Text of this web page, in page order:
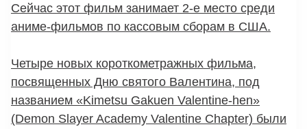
Сейчас этот фильм занимает 2-е место среди
аниме-фильмов по кассовым сборам в США.
Четыре новых короткометражных фильма,
посвященных Дню святого Валентина, под
названием «Kimetsu Gakuen Valentine-hen»
(Demon Slayer Academy Valentine Chapter) были